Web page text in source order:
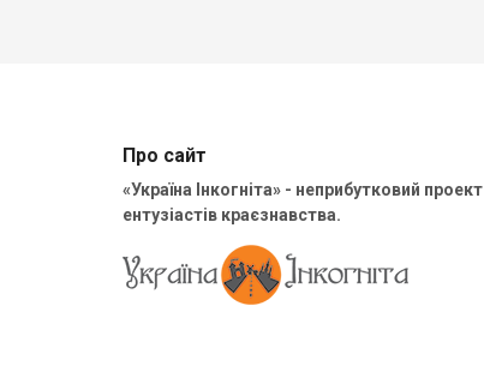
Про сайт
«Україна Інкогніта» - неприбутковий проект
ентузіастів краєзнавства.